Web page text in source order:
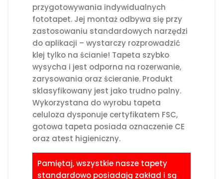
przygotowywania indywidualnych
fototapet. Jej montaż odbywa się przy
zastosowaniu standardowych narzędzi
do aplikacji – wystarczy rozprowadzić
klej tylko na ścianie! Tapeta szybko
wysycha i jest odporna na rozerwanie,
zarysowania oraz ścieranie. Produkt
sklasyfikowany jest jako trudno palny.
Wykorzystana do wyrobu tapeta
celuloza dysponuje certyfikatem FSC,
gotowa tapeta posiada oznaczenie CE
oraz atest higieniczny.
Pamiętaj, wszystkie nasze tapety
standardowo posiadają zakład i są